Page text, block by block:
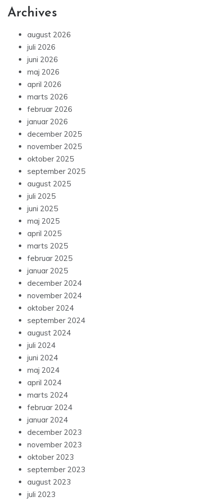
Archives
august 2026
juli 2026
juni 2026
maj 2026
april 2026
marts 2026
februar 2026
januar 2026
december 2025
november 2025
oktober 2025
september 2025
august 2025
juli 2025
juni 2025
maj 2025
april 2025
marts 2025
februar 2025
januar 2025
december 2024
november 2024
oktober 2024
september 2024
august 2024
juli 2024
juni 2024
maj 2024
april 2024
marts 2024
februar 2024
januar 2024
december 2023
november 2023
oktober 2023
september 2023
august 2023
juli 2023